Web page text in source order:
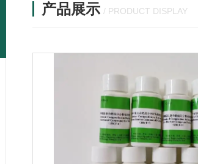
产品展示 / PRODUCT DISPLAY